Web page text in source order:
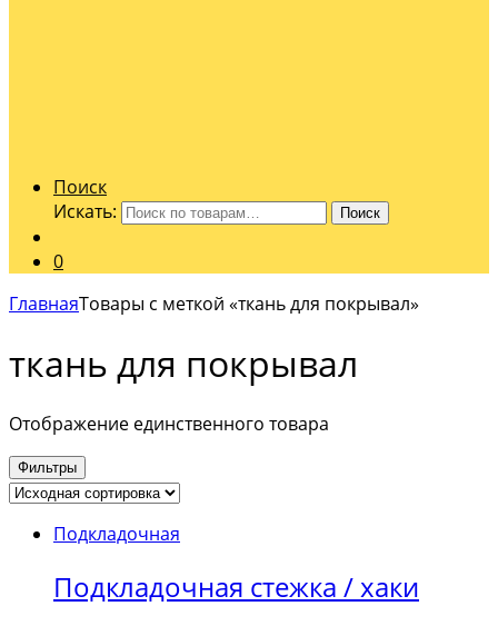
Поиск
Искать:
Поиск
0
ГлавнаяТовары с меткой «ткань для покрывал»
ткань для покрывал
Отображение единственного товара
Фильтры
Подкладочная
Подкладочная стежка / хаки